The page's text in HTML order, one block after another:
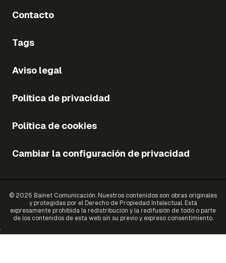
Contacto
Tags
Aviso legal
Política de privacidad
Política de cookies
Cambiar la configuración de privacidad
© 2025 Bainet Comunicación. Nuestros contenidos son obras originales
y protegidas por el Derecho de Propiedad Intelectual. Está
expresamente prohibida la redistribución y la redifusión de todo o parte
de los contenidos de esta web sin su previo y expreso consentimiento.